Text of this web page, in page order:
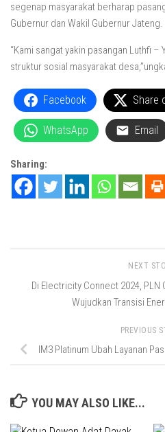
segenap masyarakat berharap
Gubernur dan Wakil Gubernur Jateng.
“Kami sangat yakin pasangan Luthfi –
struktur sosial masyarakat
Facebook Share
WhatsApp Email
Sharing:
NEXT
Di Electricity Connect 2024, PLN
Wujudkan Transisi
PREVIOUS
IM3 Platinum Ubah Layanan
YOU MAY ALSO LIKE...